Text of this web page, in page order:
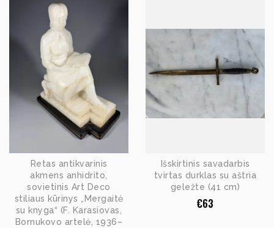
Retas antikvarinis
akmens anhidrito,
sovietinis Art Deco
stiliaus kūrinys „Mergaitė
su knyga“ (F. Karasiovas,
Bornukovo artelė, 1936–
Išskirtinis savadarbis
tvirtas durklas su aštria
geležte (41 cm)
€63